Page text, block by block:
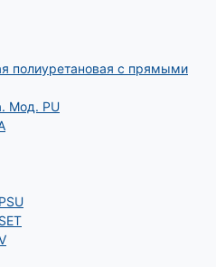
полиуретановая с прямыми
Мод. РU